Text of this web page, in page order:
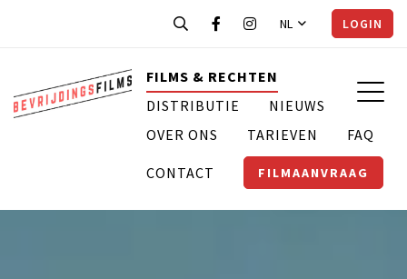
NL LOGIN
FILMS & RECHTEN
DISTRIBUTIE
NIEUWS
OVER ONS
TARIEVEN FAQ
CONTACT FILMAANVRAAG